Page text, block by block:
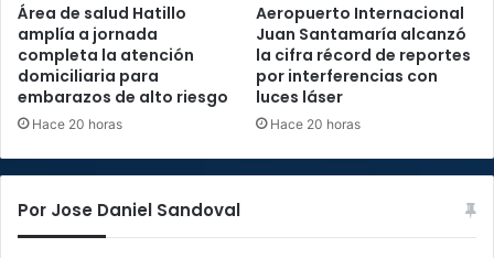
Área de salud Hatillo
amplía a jornada
completa la atención
domiciliaria para
embarazos de alto riesgo
Hace 20 horas
Aeropuerto Internacional
Juan Santamaría alcanzó
la cifra récord de reportes
por interferencias con
luces láser
Hace 20 horas
Por Jose Daniel Sandoval